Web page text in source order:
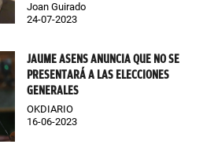
Joan Guirado
24-07-2023
JAUME ASENS ANUNCIA QUE NO SE
PRESENTARÁ A LAS ELECCIONES
GENERALES
OKDIARIO
16-06-2023